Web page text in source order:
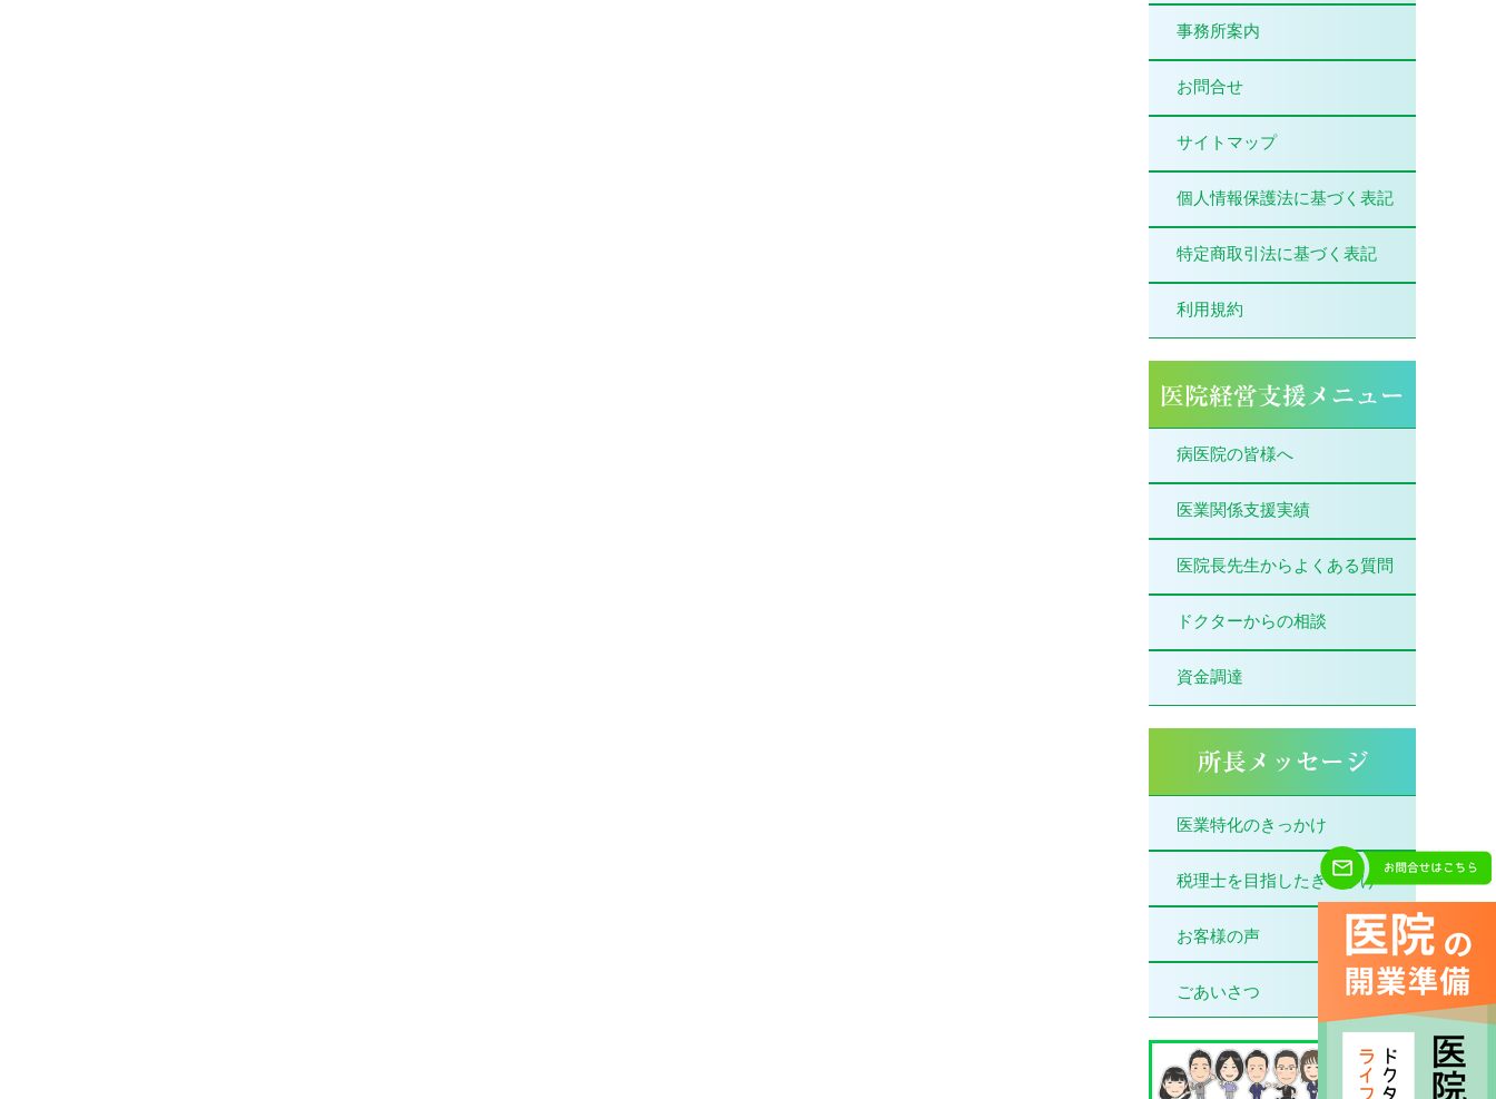
事務所案内
お問合せ
サイトマップ
個人情報保護法に基づく表記
特定商取引法に基づく表記
利用規約
病医院の皆様へ
医業関係支援実績
医院長先生からよくある質問
ドクターからの相談
資金調達
医業特化のきっかけ
税理士を目指したきっかけ
お客様の声
ごあいさつ